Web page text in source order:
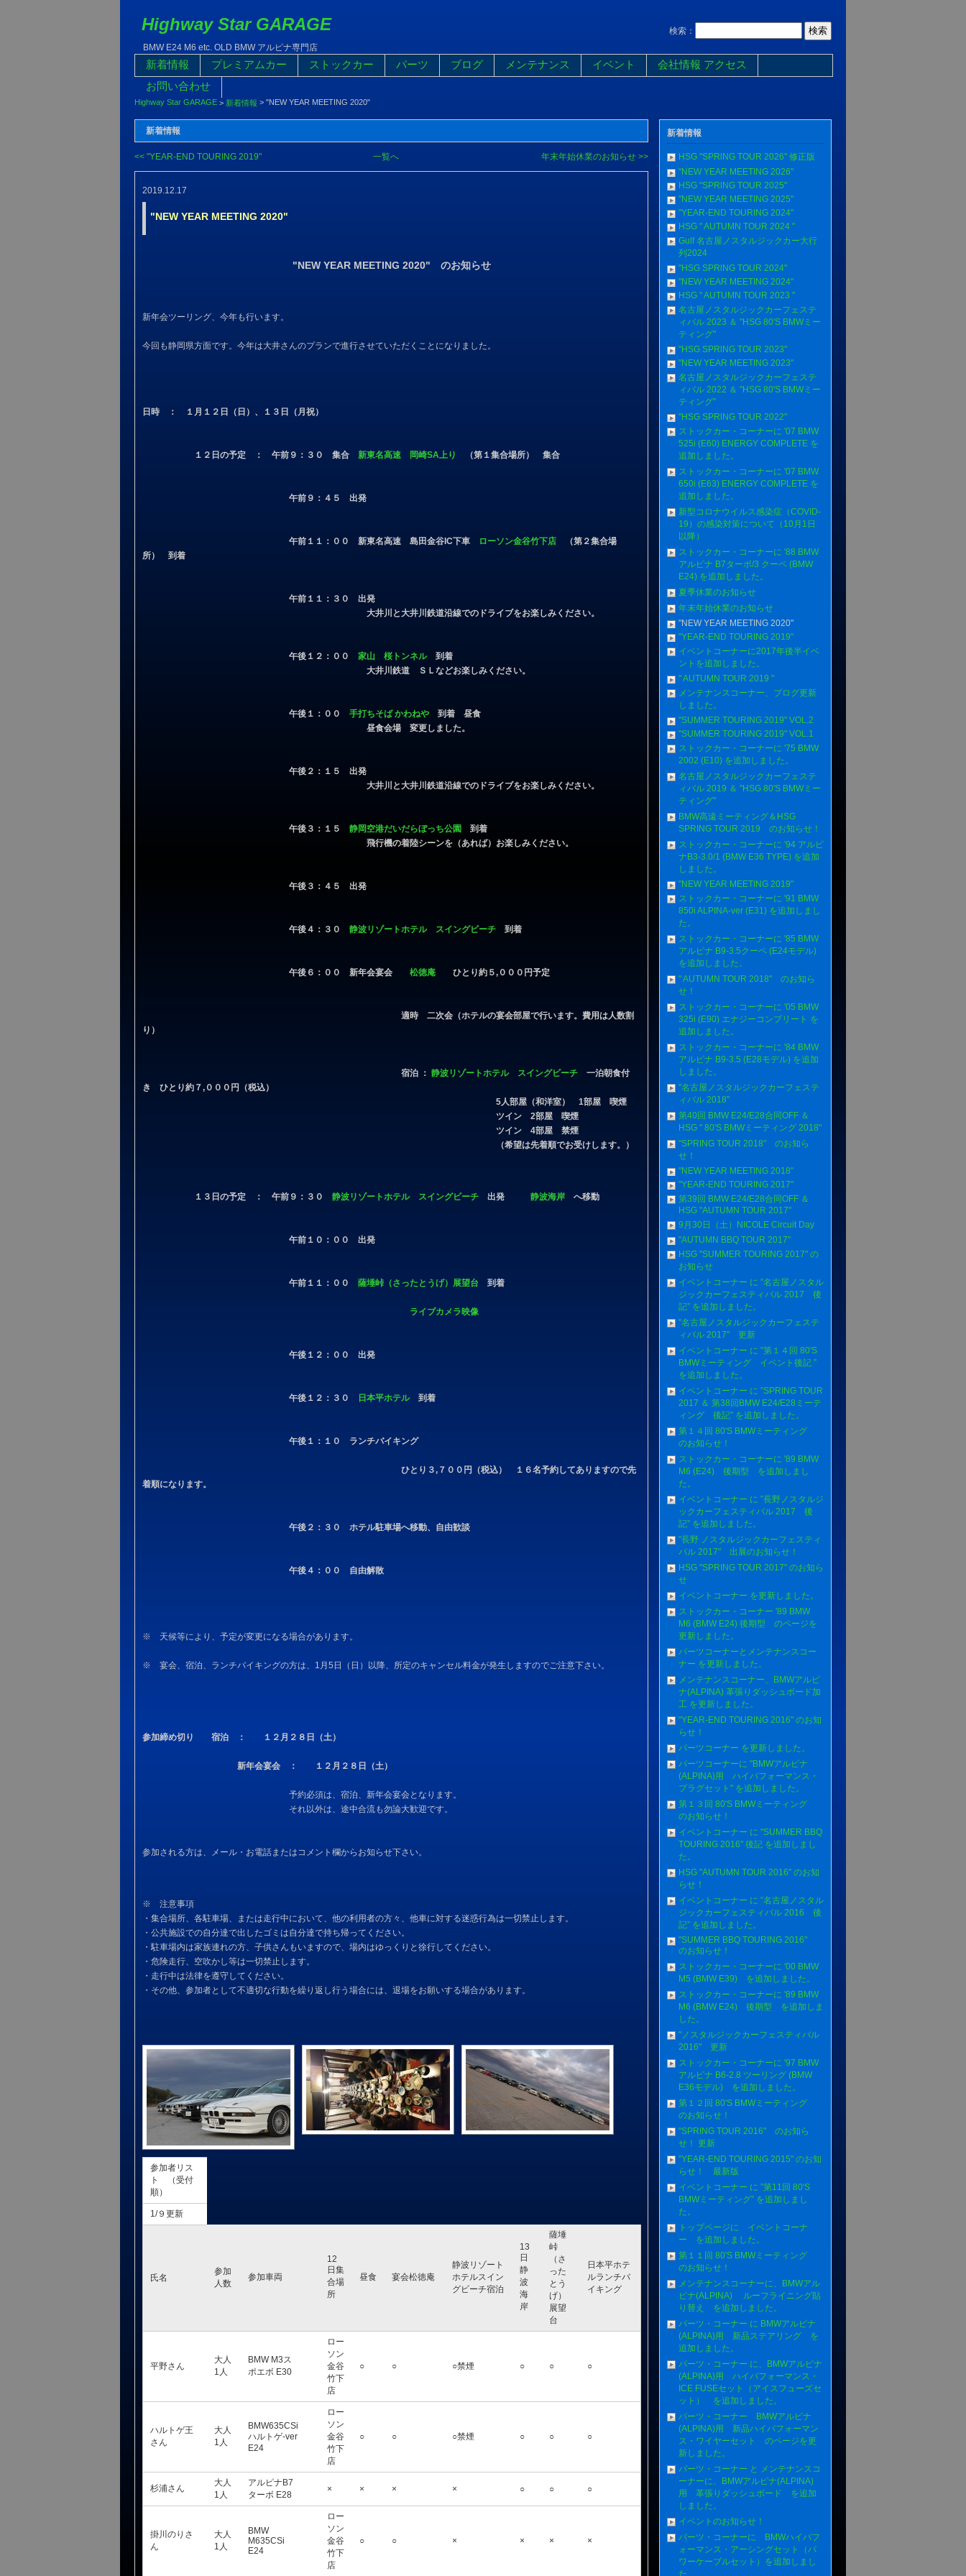
Highway Star GARAGE
BMW E24 M6 etc. OLD BMW アルピナ専門店
検索：
新着情報 プレミアムカー ストックカー パーツ ブログ メンテナンス イベント
会社情報 アクセス
お問い合わせ
Highway Star GARAGE > 新着情報 > "NEW YEAR MEETING 2020"
新着情報
<< "YEAR-END TOURING 2019" 一覧へ 年末年始休業のお知らせ >>
2019.12.17
"NEW YEAR MEETING 2020"
"NEW YEAR MEETING 2020" のお知らせ
新年会ツーリング、今年も行います。
今回も静岡県方面です。今年は大井さんのプランで進行させていただくことになりました。
日時 ： １月１２日（日）、１３日（月祝）
１２日の予定 ： 午前９：３０ 集合 新東名高速 岡崎SA上り （第１集合場所） 集合
午前９：４５ 出発
午前１１：００ 新東名高速 島田金谷IC下車 ローソン金谷竹下店 （第２集合場
所） 到着
午前１１：３０ 出発
大井川と大井川鉄道沿線でのドライブをお楽しみください。
午後１２：００ 家山 桜トンネル到着
大井川鉄道 ＳＬなどお楽しみください。
午後１：００ 手打ちそば かわねや 到着 昼食
昼食会場 変更しました。
午後２：１５ 出発
大井川と大井川鉄道沿線でのドライブをお楽しみください。
午後３：１５ 静岡空港だいだらぼっち公園 到着
飛行機の着陸シーンを（あれば）お楽しみください。
午後３：４５ 出発
午後４：３０ 静波リゾートホテル スイングビーチ 到着
午後６：００ 新年会宴会 松徳庵 ひとり約５,０００円予定
適時 二次会（ホテルの宴会部屋で行います。費用は人数割
り）
宿泊 ： 静波リゾートホテル スイングビーチ 一泊朝食付
き ひとり約７,０００円（税込）
5人部屋（和洋室） 1部屋 喫煙
ツイン 2部屋 喫煙
ツイン 4部屋 禁煙
（希望は先着順でお受けします。）
１３日の予定 ： 午前９：３０ 静波リゾートホテル スイングビーチ 出発 静波海岸 へ移動
午前１０：００ 出発
午前１１：００ 薩埵峠（さったとうげ）展望台 到着
ライブカメラ映像
午後１２：００ 出発
午後１２：３０ 日本平ホテル到着
午後１：１０ ランチバイキング
ひとり３,７００円（税込） １６名予約してありますので先
着順になります。
午後２：３０ ホテル駐車場へ移動、自由歓談
午後４：００ 自由解散
※ 天候等により、予定が変更になる場合があります。
※ 宴会、宿泊、ランチバイキングの方は、1月5日（日）以降、所定のキャンセル料金が発生しますのでご注意下さい。
参加締め切り 宿泊 ： １２月２８日（土）
新年会宴会 ： １２月２８日（土）
予約必須は、宿泊、新年会宴会となります。
それ以外は、途中合流も勿論大歓迎です。
参加される方は、メール・お電話またはコメント欄からお知らせ下さい。
※ 注意事項
・集合場所、各駐車場、または走行中において、他の利用者の方々、他車に対する迷惑行為は一切禁止します。
・公共施設での自分達で出したゴミは自分達で持ち帰ってください。
・駐車場内は家族連れの方、子供さんもいますので、場内はゆっくりと徐行してください。
・危険走行、空吹かし等は一切禁止します。
・走行中は法律を遵守してください。
・その他、参加者として不適切な行動を繰り返し行う場合には、退場をお願いする場合があります。
参加者リス
ト （受付
順）
1/９更新
氏名
参加
人数
参加車両
12
日集
合場
所
昼食 宴会松徳庵
静波リゾート
ホテルスイン
グビーチ宿泊
13
日
静
波
海
岸
薩埵
峠
（さ
った
とう
げ）
展望
台
日本平ホテ
ルランチバ
イキング
平野さん
大人
1人
BMW M3ス
ポエボ E30
ロー
ソン
金谷
竹下
店
○ ○ ○禁煙 ○ ○ ○
ハルトゲ王
さん
大人
1人
BMW635CSi
ハルトゲ-ver
E24
ロー
ソン
金谷
竹下
店
○ ○ ○禁煙 ○ ○ ○
杉浦さん
大人
1人
アルピナB7
ターボ E28
× × × × ○ ○ ○
掛川のりさ
ん
大人
1人
BMW
M635CSi
E24
ロー
ソン
金谷
竹下
店
○ ○ × × × ×
新着情報
HSG "SPRlNG TOUR 2026" 修正版
"NEW YEAR MEETING 2026"
HSG "SPRlNG TOUR 2025"
"NEW YEAR MEETING 2025"
"YEAR-END TOURING 2024"
HSG " AUTUMN TOUR 2024 "
Gulf 名古屋ノスタルジックカー大行
列2024
"HSG SPRlNG TOUR 2024"
"NEW YEAR MEETING 2024"
HSG " AUTUMN TOUR 2023 "
名古屋ノスタルジックカーフェステ
ィバル 2023 ＆ "HSG 80'S BMWミー
ティング"
"HSG SPRlNG TOUR 2023"
"NEW YEAR MEETING 2023"
名古屋ノスタルジックカーフェステ
ィバル 2022 ＆ "HSG 80'S BMWミー
ティング"
"HSG SPRlNG TOUR 2022"
ストックカー・コーナーに '07 BMW
525i (E60) ENERGY COMPLETE を
追加しました。
ストックカー・コーナーに '07 BMW
650i (E63) ENERGY COMPLETE を
追加しました。
新型コロナウイルス感染症（COVID-
19）の感染対策について（10月1日
以降）
ストックカー・コーナーに '88 BMW
アルピナ B7ターボ/3 クーペ (BMW
E24) を追加しました。
夏季休業のお知らせ
年末年始休業のお知らせ
"NEW YEAR MEETING 2020"
"YEAR-END TOURING 2019"
イベントコーナーに2017年後半イベ
ントを追加しました。
" AUTUMN TOUR 2019 "
メンテナンスコーナー、ブログ更新
しました。
"SUMMER TOURING 2019" VOL.2
"SUMMER TOURING 2019" VOL.1
ストックカー・コーナーに '75 BMW
2002 (E10) を追加しました。
名古屋ノスタルジックカーフェステ
ィバル 2019 ＆ "HSG 80'S BMWミー
ティング"
BMW高遠ミーティング＆HSG
SPRING TOUR 2019 のお知らせ！
ストックカー・コーナーに '94 アルピ
ナB3-3.0/1 (BMW E36 TYPE) を追加
しました。
"NEW YEAR MEETING 2019"
ストックカー・コーナーに '91 BMW
850i ALPINA-ver (E31) を追加しまし
た。
ストックカー・コーナーに '85 BMW
アルピナ B9-3.5クーペ (E24モデル)
を追加しました。
" AUTUMN TOUR 2018" のお知ら
せ！
ストックカー・コーナーに '05 BMW
325i (E90) エナジーコンプリート を
追加しました。
ストックカー・コーナーに '84 BMW
アルピナ B9-3.5 (E28モデル) を追加
しました。
"名古屋ノスタルジックカーフェステ
ィバル 2018"
第40回 BMW E24/E28合同OFF ＆
HSG " 80'S BMWミーティング 2018"
"SPRING TOUR 2018" のお知ら
せ！
"NEW YEAR MEETING 2018"
"YEAR-END TOURING 2017"
第39回 BMW E24/E28合同OFF ＆
HSG "AUTUMN TOUR 2017"
9月30日（土）NICOLE Circuit Day
"AUTUMN BBQ TOUR 2017"
HSG "SUMMER TOURING 2017" の
お知らせ
イベントコーナー に ”名古屋ノスタル
ジックカーフェスティバル 2017 後
記” を追加しました。
"名古屋ノスタルジックカーフェステ
ィバル 2017" 更新
イベントコーナー に ”第１４回 80'S
BMWミーティング イベント後記 ”
を追加しました。
イベントコーナー に ”SPRING TOUR
2017 ＆ 第38回BMW E24/E28ミーテ
ィング 後記” を追加しました。
第１４回 80'S BMWミーティング
のお知らせ！
ストックカー・コーナーに '89 BMW
M6 (E24) 後期型 を追加しまし
た。
イベントコーナー に ”長野ノスタルジ
ックカーフェスティバル 2017 後
記” を追加しました。
"長野 ノスタルジックカーフェスティ
バル 2017" 出展のお知らせ！
HSG "SPRING TOUR 2017" のお知ら
せ
イベントコーナー を更新しました。
ストックカー・コーナー '89 BMW
M6 (BMW E24) 後期型 のページを
更新しました。
パーツコーナーとメンテナンスコー
ナー を更新しました。
メンテナンスコーナー、BMWアルピ
ナ(ALPINA) 革張りダッシュボード加
工 を更新しました。
"YEAR-END TOURING 2016" のお知
らせ！
パーツコーナー を更新しました。
パーツコーナーに "BMWアルピナ
(ALPINA)用 ハイパフォーマンス・
プラグセット" を追加しました。
第１３回 80'S BMWミーティング
のお知らせ！
イベントコーナー に "SUMMER BBQ
TOURING 2016" 後記 を追加しまし
た。
HSG "AUTUMN TOUR 2016" のお知
らせ！
イベントコーナー に ”名古屋ノスタル
ジックカーフェスティバル 2016 後
記” を追加しました。
"SUMMER BBQ TOURING 2016"
のお知らせ！
ストックカー・コーナーに '00 BMW
M5 (BMW E39) を追加しました。
ストックカー・コーナーに '89 BMW
M6 (BMW E24) 後期型 を追加しま
した。
"ノスタルジックカーフェスティバル
2016" 更新
ストックカー・コーナーに '97 BMW
アルピナ B6-2.8 ツーリング (BMW
E36モデル) を追加しました。
第１２回 80'S BMWミーティング
のお知らせ！
"SPRING TOUR 2016" のお知ら
せ！ 更新
"YEAR-END TOURING 2015" のお知
らせ！ 最新版
イベントコーナー に ”第11回 80'S
BMWミーティング” を追加しまし
た。
トップページに イベントコーナ
ー を追加しました。
第１１回 80'S BMWミーティング
のお知らせ！
メンテナンスコーナーに、BMWアル
ピナ(ALPINA) ルーフライニング貼
り替え を追加しました。
パーツ・コーナー に BMWアルピナ
(ALPINA)用 新品ステアリング を
追加しました。
パーツ・コーナー に、BMWアルピナ
(ALPINA)用 ハイパフォーマンス・
ICE FUSEセット（アイスフューズセ
ット） を追加しました。
パーツ・コーナー BMWアルピナ
(ALPINA)用 新品ハイパフォーマン
ス・ワイヤーセット のページを更
新しました。
パーツ・コーナー と メンテナンスコ
ーナーに、BMWアルピナ(ALPINA)
用 革張りダッシュボード を追加
しました。
イベントのお知らせ！
パーツ・コーナーに BMWハイパフ
ォーマンス・アーシングセット（パ
ワーケーブルセット）を追加しまし
た。